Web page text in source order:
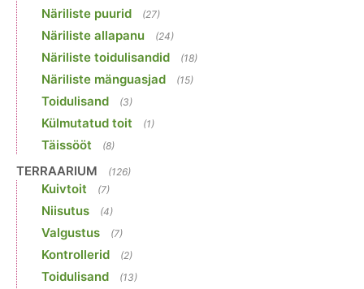
Näriliste puurid (27)
Näriliste allapanu (24)
Näriliste toidulisandid (18)
Näriliste mänguasjad (15)
Toidulisand (3)
Külmutatud toit (1)
Täissööt (8)
TERRAARIUM (126)
Kuivtoit (7)
Niisutus (4)
Valgustus (7)
Kontrollerid (2)
Toidulisand (13)